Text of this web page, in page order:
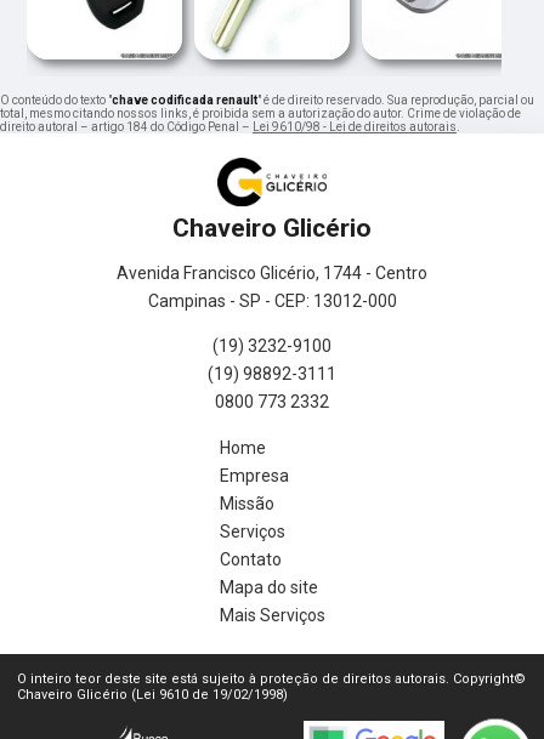
O conteúdo do texto "chave codificada renault" é de direito reservado. Sua reprodução, parcial ou
total, mesmo citando nossos links, é proibida sem a autorização do autor. Crime de violação de
direito autoral – artigo 184 do Código Penal –
Lei 9610/98 - Lei de direitos autorais
Chaveiro Glicério
Avenida Francisco Glicério, 1744 - Centro
Campinas - SP - CEP: 13012-000
(19) 3232-9100
(19) 98892-3111
0800 773 2332
Home
Empresa
Missão
Serviços
Contato
Mapa do site
Mais Serviços
O inteiro teor deste site está sujeito à proteção de direitos autorais. Copyright©
Chaveiro Glicério (Lei 9610 de 19/02/1998)